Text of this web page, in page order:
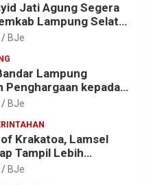
Jati Agung Segera
Lampung Selatan
Miliar
BJe
Lampung
Penghargaan kepada
Jacob Tilukay
BJe
Krakatoa, Lamsel
Tampil Lebih
Empat Event
BJe